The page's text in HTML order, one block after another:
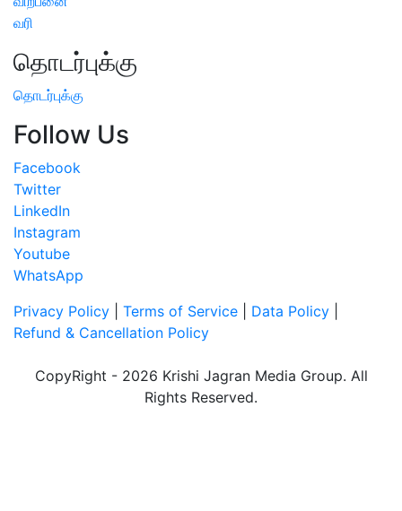
வரி
தொடர்புக்கு
தொடர்புக்கு
Follow Us
Facebook
Twitter
LinkedIn
Instagram
Youtube
WhatsApp
Privacy Policy
Terms of Service Data Policy
Refund & Cancellation Policy
CopyRight - 2026 Krishi Jagran Media Group. All
Rights Reserved.